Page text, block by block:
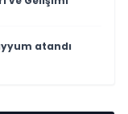
atandı